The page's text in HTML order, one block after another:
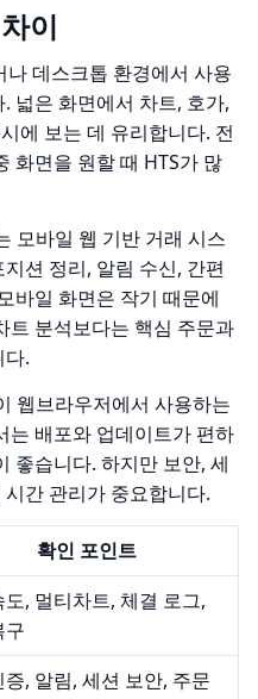
이
나 데스크톱 환경에서 사용
넓은 화면에서 차트, 호가,
에 보는 데 유리합니다. 전
화면을 원할 때 HTS가 많
모바일 웹 기반 거래 시스
션 정리, 알림 수신, 간편
바일 화면은 작기 때문에
트 분석보다는 핵심 주문과
.
웹브라우저에서 사용하는
는 배포와 업데이트가 편하
좋습니다. 하지만 보안, 세
간 관리가 중요합니다.
확인 포인트
도, 멀티차트, 체결 로그,
구
증, 알림, 세션 보안, 주문